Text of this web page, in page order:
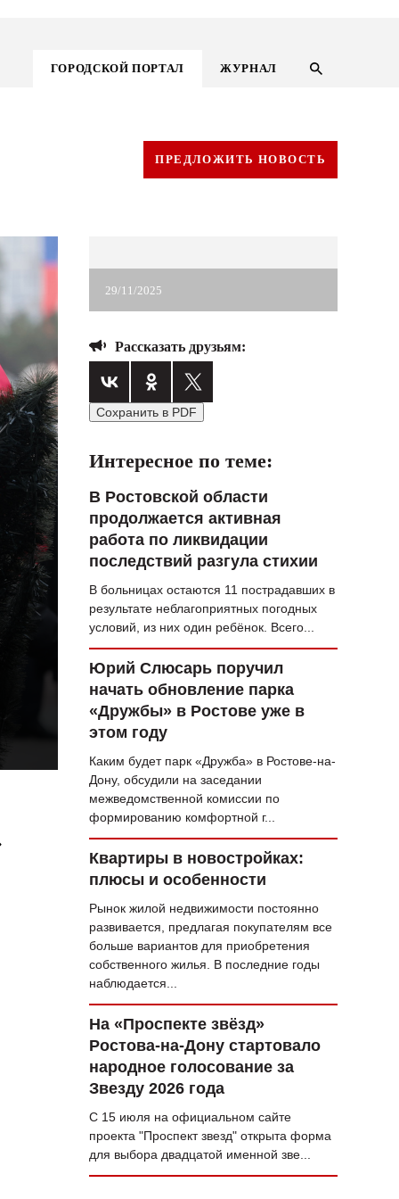
ГОРОДСКОЙ ПОРТАЛ ЖУРНАЛ
ГОРОДСКОЙ ПОРТАЛ
ТАМ И ТУТ
СТИЛЬ ЖИЗНИ
ХАЙП
ЧЕЛОВЕК ОСОБЕННЫЙ
КУЛЬТ ЕДЫ
ПРЕДЛОЖИТЬ НОВОСТЬ
29/11/2025
Рассказать друзьям:
Сохранить в PDF
Интересное по теме:
В Ростовской области
продолжается активная
работа по ликвидации
последствий разгула стихии
В больницах остаются 11 пострадавших в
результате неблагоприятных погодных
условий, из них один ребёнок. Всего...
Юрий Слюсарь поручил
начать обновление парка
«Дружбы» в Ростове уже в
этом году
Каким будет парк «Дружба» в Ростове-на-
Дону, обсудили на заседании
межведомственной комиссии по
формированию комфортной г...
Квартиры в новостройках:
плюсы и особенности
Рынок жилой недвижимости постоянно
развивается, предлагая покупателям все
больше вариантов для приобретения
собственного жилья. В последние годы
наблюдается...
На «Проспекте звёзд»
Ростова-на-Дону стартовало
народное голосование за
Звезду 2026 года
С 15 июля на официальном сайте
проекта "Проспект звезд" открыта форма
для выбора двадцатой именной зве...